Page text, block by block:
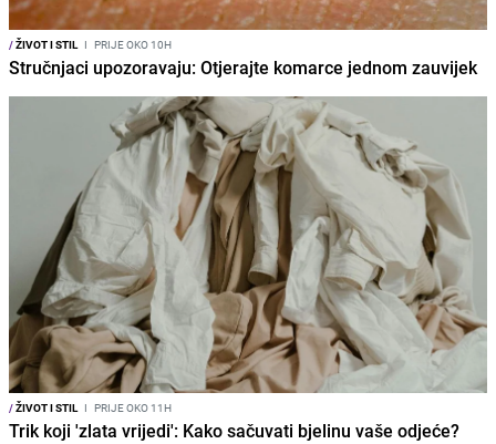
/ŽIVOT I STIL I PRIJE OKO 10H
Stručnjaci upozoravaju: Otjerajte komarce jednom zauvijek
/ŽIVOT I STIL I PRIJE OKO 11H
Trik koji 'zlata vrijedi': Kako sačuvati bjelinu vaše odjeće?